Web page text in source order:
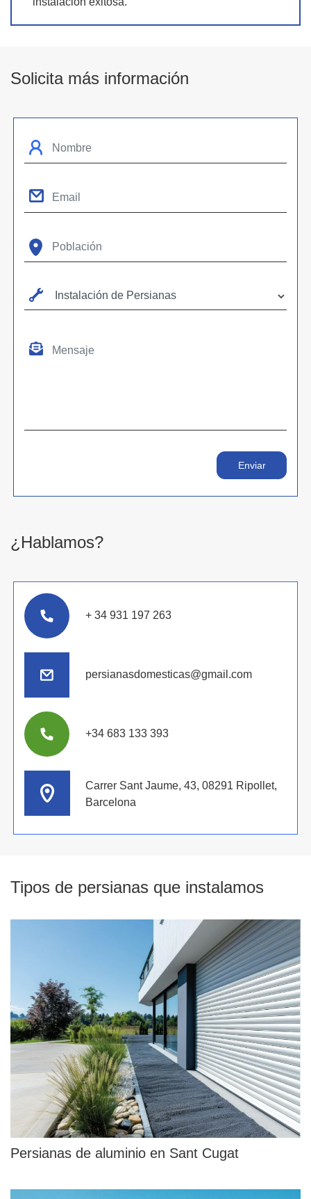
Solicita más información
¿Hablamos?
+ 34 931 197 263
+34 683 133 393
persianasdomesticas@gmail.com
Carrer Sant Jaume, 43, 08291 Ripollet,
Barcelona
Tipos de persianas que instalamos
Persianas de aluminio en Sant Cugat